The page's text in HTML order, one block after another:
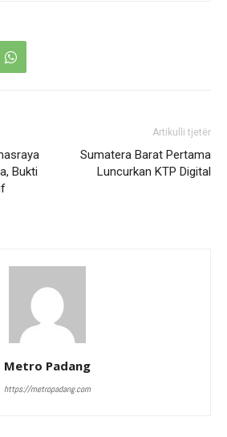
Bukti
Artikulli tjetër
Sumatera Barat Pertama
Luncurkan KTP Digital
Metro Padang
https://metropadang.com